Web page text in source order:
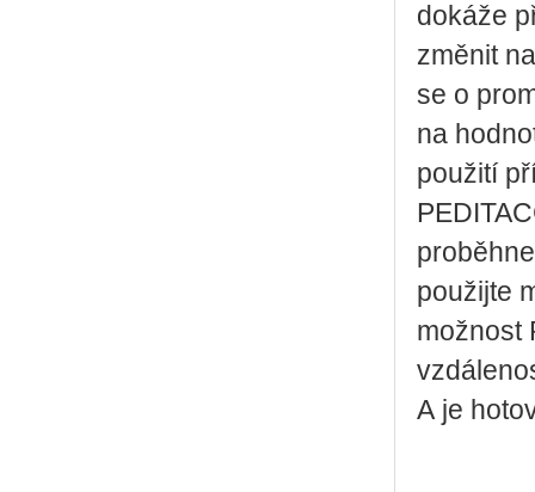
dokáže
změnit
se o
na
použití
použijte
možnost
A je